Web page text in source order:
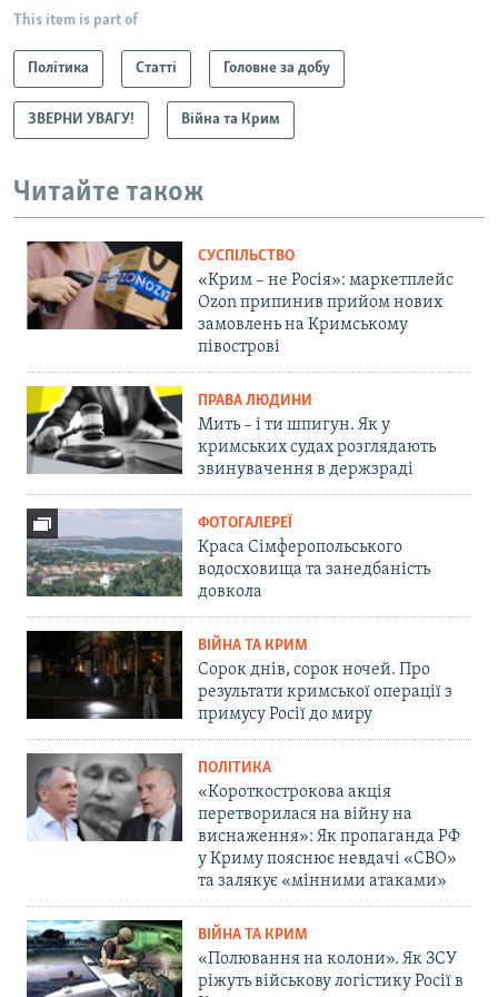
This item is part of
Політика Статті Головне за добу
ЗВЕРНИ УВАГУ! Війна та Крим
Читайте також
СУСПІЛЬСТВО
«Крим – не Росія»: маркетплейс
Ozon припинив прийом нових
замовлень на Кримському
півострові
ПРАВА ЛЮДИНИ
Мить – і ти шпигун. Як у
кримських судах розглядають
звинувачення в держзраді
ФОТОГАЛЕРЕЇ
Краса Сімферопольського
водосховища та занедбаність
довкола
ВІЙНА ТА КРИМ
Сорок днів, сорок ночей. Про
результати кримської операції з
примусу Росії до миру
ПОЛІТИКА
«Короткострокова акція
перетворилася на війну на
виснаження»: Як пропаганда РФ
у Криму пояснює невдачі «СВО»
та залякує «мінними атаками»
ВІЙНА ТА КРИМ
«Полювання на колони». Як ЗСУ
ріжуть військову логістику Росії в